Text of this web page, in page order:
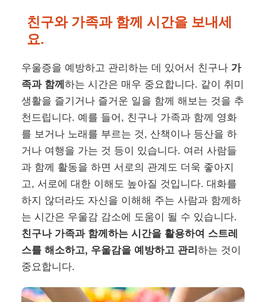
친구와 가족과 함께 시간을 보내세
요.
우울증을 예방하고 관리하는 데 있어서 친구나 가
족과 함께하는 시간은 매우 중요합니다. 같이 취미
생활을 즐기거나 즐거운 일을 함께 해보는 것을 추
천드립니다. 예를 들어, 친구나 가족과 함께 영화
를 보거나 노래를 부르는 것, 산책이나 등산을 하
거나 여행을 가는 것 등이 있습니다. 여러 사람들
과 함께 활동을 하면 서로의 관계도 더욱 좋아지
고, 서로에 대한 이해도 높아질 것입니다. 대화를
하지 않더라도 자신을 이해해 주는 사람과 함께하
는 시간은 우울감 감소에 도움이 될 수 있습니다.
친구나 가족과 함께하는 시간을 활용하여 스트레
스를 해소하고, 우울감을 예방하고 관리하는 것이
중요합니다.